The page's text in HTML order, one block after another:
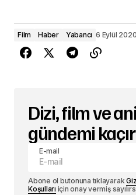
Film Haber Yabancı 6 Eylül
Dizi, film ve
gündemi
E-mail
Abone ol butonuna tıklayarak
Koşulları için onay vermiş